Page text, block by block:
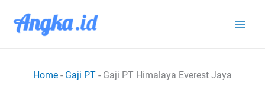
Home - Gaji PT - Gaji PT Himalaya Everest Jaya